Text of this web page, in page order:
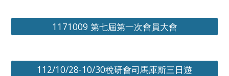
1171009 第七屆第一次會員大會
112/10/28-10/30稅研會司馬庫斯三日遊